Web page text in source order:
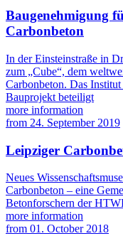
Baugenehmigung
Carbonbeton
In der Einsteinstraße in
zum „Cube“, dem
Carbonbeton. Das
Bauprojekt beteiligt
more information
from 24. September 2019
Leipziger
Neues
Carbonbeton – eine
Betonforschern der
more information
from 01. October 2018